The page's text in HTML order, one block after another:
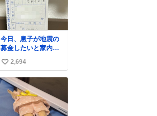
数
今日、息子が地震の
募金したいと家内と
郵便局に行ったみた
いです。おもちゃと
か買う選択肢もあっ
たと思うけど、自分
で貯めてた2万円を役
に立てて欲しい、み
んなも元気になって
い
い
ね
2,694